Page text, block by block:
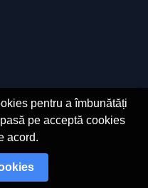
Dezvoltat de
pentru a îmbunătăți
pe acceptă cookies
acord.